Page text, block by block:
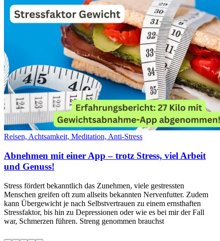
Reisen, Achtsamkeit, Meditation, Anti-Stress
Abnehmen mit einer App – trotz Stress, viel Arbeit
und Genuss!
Stress fördert bekanntlich das Zunehmen, viele gestressten
Menschen greifen oft zum allseits bekannten Nervenfutter. Zudem
kann Übergewicht je nach Selbstvertrauen zu einem ernsthaften
Stressfaktor, bis hin zu Depressionen oder wie es bei mir der Fall
war, Schmerzen führen. Streng genommen brauchst